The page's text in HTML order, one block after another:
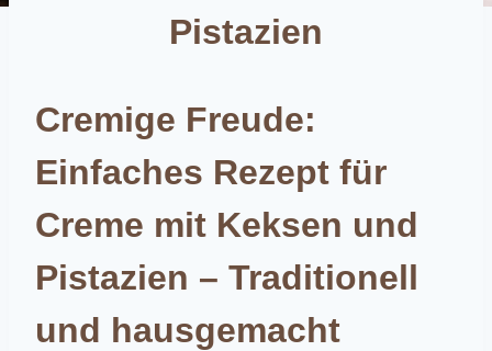
Pistazien
Cremige Freude:
Einfaches Rezept für
Creme mit Keksen und
Pistazien – Traditionell
und hausgemacht